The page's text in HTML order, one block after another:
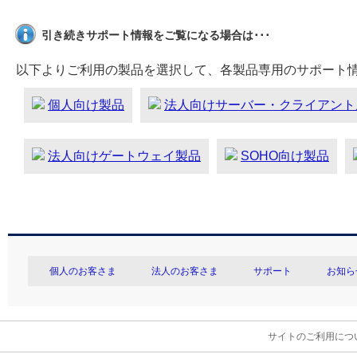
引き続きサポート情報をご覧になる場合は･･･
以下よりご利用の製品を選択して、各製品専用のサポート
個人向け製品 法人向けサーバー・クライアン
法人向けゲートウェイ製品 SOHO向け製品
個人のお客さま 法人のお客さま サポート お知
サイトのご利用につ